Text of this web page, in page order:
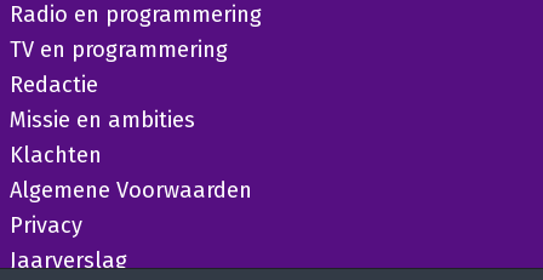
Radio en programmering
TV en programmering
Redactie
Missie en ambities
Klachten
Algemene Voorwaarden
Privacy
Jaarverslag